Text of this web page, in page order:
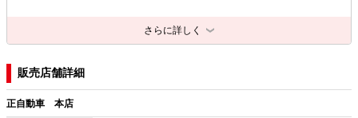
さらに詳しく
販売店舗詳細
正自動車 本店